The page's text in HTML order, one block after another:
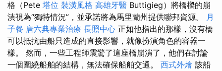
格（Pete 塔位 裝潢風格 高雄牙醫 Buttigieg）將橋樑的崩
潰視為“獨特情況”，並承諾將為馬里蘭州提供聯邦資源。 月
子餐 唐六典專業治療 長照中心 正如他指出的那樣，沒有橋
可以抵抗由船​​只造成的直接影響，就像扮演角色的容器一
樣。 然而，一些工程師震驚了這座橋崩潰了，他們在討論
一個圍繞船舶的結構，無法確保船舶交通。 西式外燴 該船